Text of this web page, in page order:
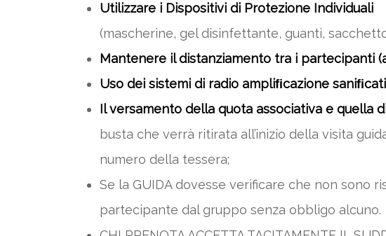
Utilizzare i Dispositivi di Protezione Individuali
(mascherine, gel disinfettante, guanti,
Mantenere il distanziamento tra i partecipanti
Uso dei sistemi di radio ampliﬁcazione
Il versamento della quota associativa e quella
busta che verrà ritirata all’inizio della visita
numero della tessera;
Se la GUIDA dovesse verificare che non
partecipante dal gruppo senza obbligo alcuno.